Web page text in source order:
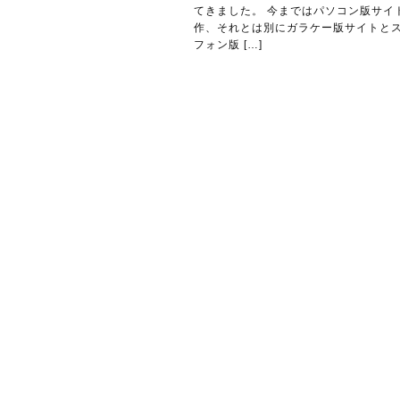
てきました。 今まではパソコン版サイ
作、それとは別にガラケー版サイトと
フォン版 […]